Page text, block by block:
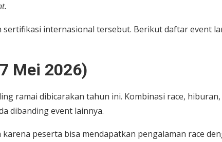
internasional tersebut. Berikut daftar event
Mei 2026)
ramai dibicarakan tahun ini. Kombinasi race,
dibanding event lainnya.
peserta bisa mendapatkan pengalaman race